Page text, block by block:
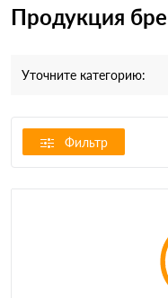
Продукция
Уточните категорию:
Фильтр